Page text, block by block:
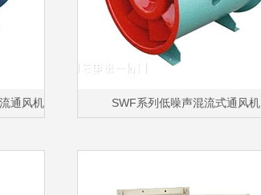
通风机 SWF系列低噪声混流式通风机